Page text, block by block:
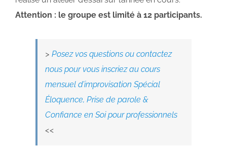
Attention : le groupe est limité à 12 participants.
> Posez vos questions ou contactez
nous pour vous inscriez au cours
mensuel d’improvisation Spécial
Éloquence, Prise de parole &
Confiance en Soi pour professionnels
<<